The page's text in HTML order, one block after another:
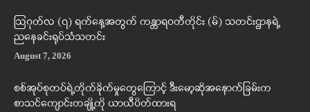
ဩဂုတ်လ (၇) ရက်နေ့အတွက် ကန္တာရဝတီတိုင်း (မ်) သတင်းဌာနရဲ့
ညနေခင်းရုပ်သံသတင်း
August 7, 2026
စစ်အုပ်စုတပ်ရဲ့တိုက်ခိုက်မှုတွေကြောင့် ဒီးမော့ဆိုအနောက်ခြမ်းက
စာသင်ကျောင်းတချို့ကို ယာယီပိတ်ထားရ